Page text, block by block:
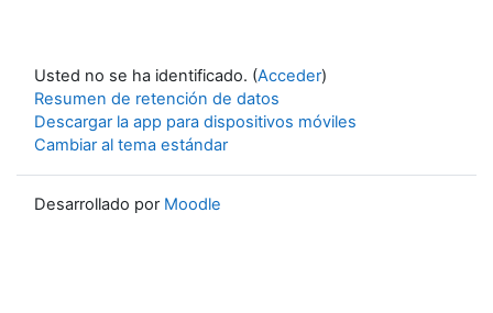
Usted no se ha identificado. (Acceder)
Resumen de retención de datos
Descargar la app para dispositivos móviles
Cambiar al tema estándar
Desarrollado por Moodle